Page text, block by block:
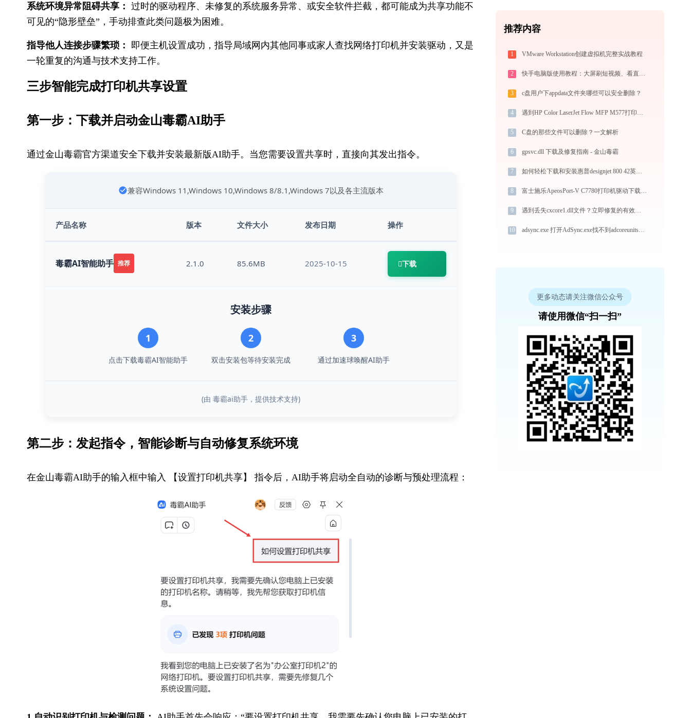
系统环境异常阻碍共享： 过时的驱动程序、未修复的系统服务异常、或安全软件拦截，都可能成为共享功能不
可见的“隐形壁垒”，手动排查此类问题极为困难。
指导他人连接步骤繁琐：
即便主机设置成功，指导局域网内其他同事或家人查找网络打印机并安装驱动，又是
一轮重复的沟通与技术支持工作。
三步智能完成​打印机共享设置
第一步：下载并启动金​山毒霸AI助手
通过金山毒霸官方渠道安全下载并安装最新版AI助手。当您需要设置共享时，直接向其发出指令。
兼容Windows 11,Windows 10,Windows 8/8.1,Windows 7以及各主流版本
产品名称 版本 文件大小 发布日期 操作
毒霸AI智能助手 推荐 2.1.0 85.6MB 2025-10-15 下载
安装步骤
1
点击下载毒霸AI智能助手
2
双击安装包等待安装完成
3
通过加速球唤醒AI助手
(由 毒霸ai助手，提供技术支持)
第二步：发起指令，智能诊断与​自动修复系统环境
在金山毒霸AI助手的输入框中输入 【设置打印机共享】 指令后，AI助手将启动全自动的诊断与预处理流程：
推荐内容
1 VMware Workstation创建虚拟机完整实战教程
2 快手电脑版使用教程：大屏刷短视频、看直播与PC直播伴侣一站式指南
3 c盘用户下appdata文件夹哪些可以安全删除？
4 遇到HP Color LaserJet Flow MFP M577打印机驱动问题？这里有最全的下载及安装指导
5 C盘的那些文件可以删除？一文解析
6 gpsvc.dll 下载及修复指南 - 金山毒霸
7 如何轻松下载和安装惠普designjet 800 42英寸(C7780B)打印机驱动？跟着这篇指南走
8 富士施乐ApeosPort-V C7780打印机驱动下载与安装指南：一步步教您操作
9 遇到丢失cxcore1.dll文件？立即修复的有效方法
10 adsync.exe 打开AdSync.exe找不到adcoreunitsui-4_0.dll怎么办
更多动态请关注微信公众号
请使用微信“扫一扫”